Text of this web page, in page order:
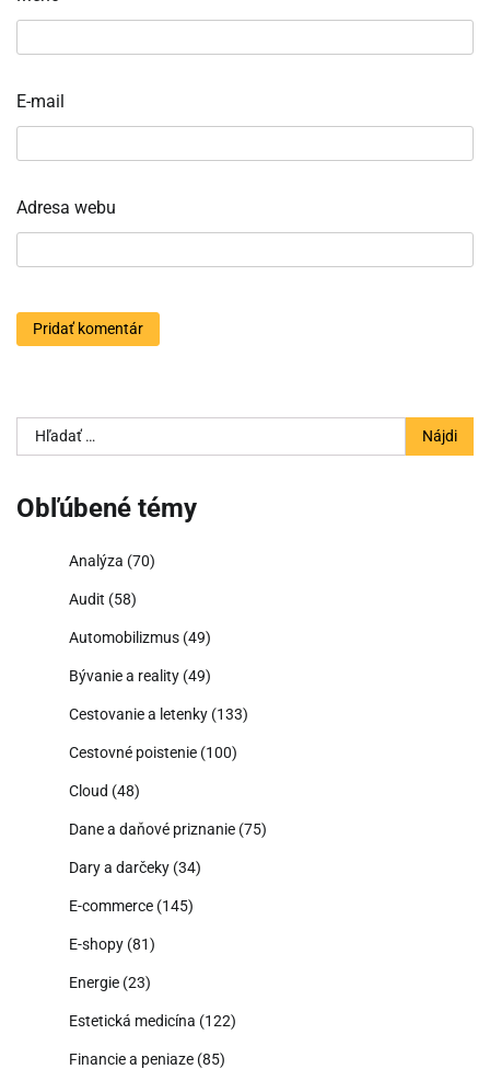
E-mail
Adresa webu
Hľadať:
Obľúbené témy
Analýza (70)
Audit (58)
Automobilizmus (49)
Bývanie a reality (49)
Cestovanie a letenky (133)
Cestovné poistenie (100)
Cloud (48)
Dane a daňové priznanie (75)
Dary a darčeky (34)
E-commerce (145)
E-shopy (81)
Energie (23)
Estetická medicína (122)
Financie a peniaze (85)